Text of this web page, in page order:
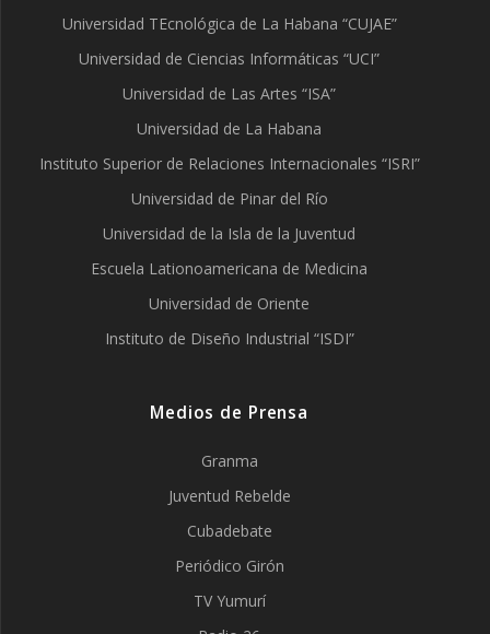
Universidad TEcnológica de La Habana “CUJAE”
Universidad de Ciencias Informáticas “UCI”
Universidad de Las Artes “ISA”
Universidad de La Habana
Instituto Superior de Relaciones Internacionales “ISRI”
Universidad de Pinar del Río
Universidad de la Isla de la Juventud
Escuela Lationoamericana de Medicina
Universidad de Oriente
Instituto de Diseño Industrial “ISDI”
Medios de Prensa
Granma
Juventud Rebelde
Cubadebate
Periódico Girón
TV Yumurí